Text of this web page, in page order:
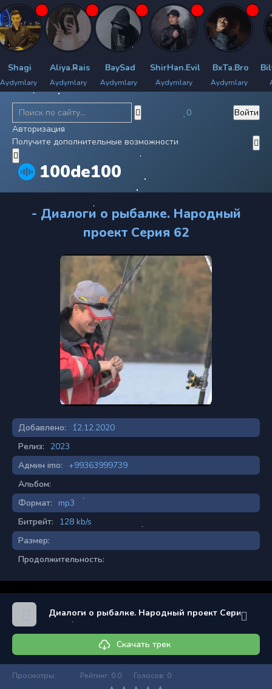
Aliya.Rais
Aydymlary
BaySad
Aydymlary
ShirHan.Evil
Aydymlary
BxTa.Bro
Aydymlary
100de100
0
Войти
Авторизация
Получите дополнительные возможности
- Диалоги о рыбалке. Народный
проект Серия 62
Добавлено:
12.12.2020
Релиз:
2023
Админ imo:
+99363999739
Альбом:
Формат:
mp3
Битрейт:
128 kb/s
Размер:
Продолжительность:
Диалоги о рыбалке. Народный проект Серия 62
Скачать трек
Просмотры: Рейтинг: 0.0 Голосов: 0